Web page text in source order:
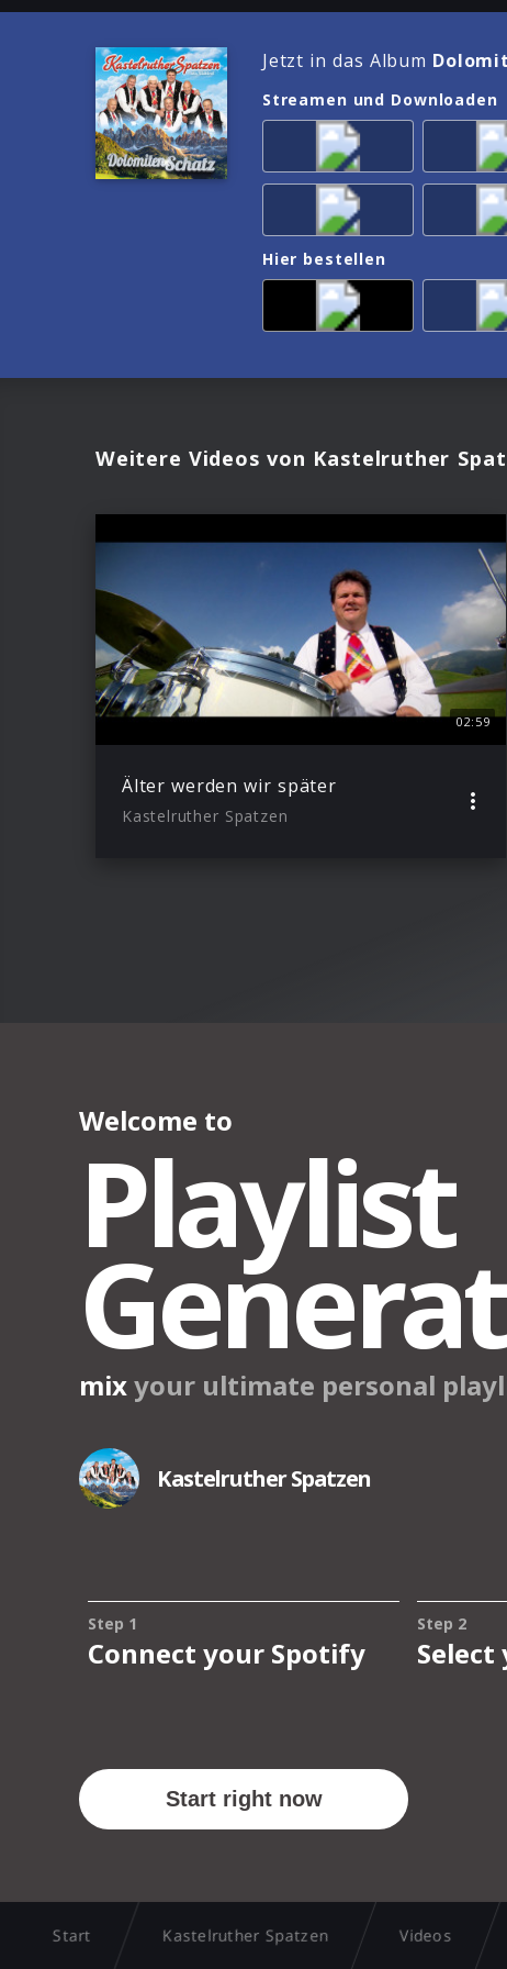
Jetzt in das Album
Streamen und Downloaden
Hier bestellen
Weitere Videos von Kastelruther
02:59
Älter werden wir später
Kastelruther Spatzen
Start Kastelruther Spatzen Videos